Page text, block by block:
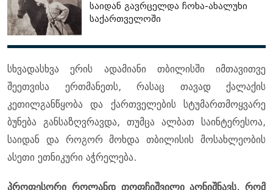
საიდან გავრცელდა ჩოხა-ახალუხი
საქართველოში
სხვადასხვა ერის ადამიანი თბილისში იმთავითვე
შეეთვისა ერთმანეთს, რასაც თავად ქალაქის
კეთილგანწყობა და ქართველების სტუმართმოყვარე
ბუნება განსაზღვრავდა, თუმცა ალბათ საინტერესოა,
საიდან და როგორ მოხდა თბილისის მოსახლეობის
ასეთი ეთნიკური აჭრელება.
პროფესორი როლანდ თოფჩიშვილი აღნიშნავს, რომ